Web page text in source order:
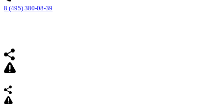
8 (495) 380-08-39